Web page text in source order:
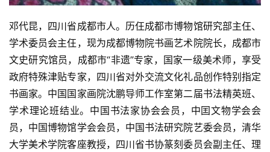
邓代昆，四川省成都市人。历仼成都市博物馆研究部主仼、
学术委员会主仼，现为成都博物院书画艺术院院长，成都市
文史研究馆员，成都市“非遗”专家，国家一级美术师，享受
政府特殊津贴专家，四川省对外交流文化礼品创作特别指定
书画家。中国国家画院沈鹏导师工作室第二届书法精英班、
学术理论班结业。中国书法家协会会员，中囯文物学会会
员，中国博物馆学会会员，中国书法研究院艺委会员，清华
大学美术学院客座教授，四川省书协篆刻委员会副主任、理